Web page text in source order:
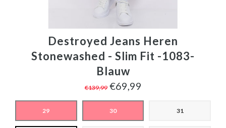
Destroyed Jeans Heren
Stonewashed - Slim Fit -1083-
Blauw
€139,99 €69,99
29 30 31